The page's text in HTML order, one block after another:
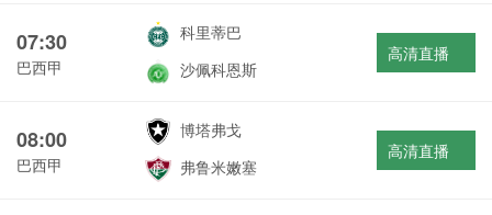
07:30
巴西甲
科里蒂巴
沙佩科恩斯
高清直播
08:00
巴西甲
博塔弗戈
弗鲁米嫩塞
高清直播